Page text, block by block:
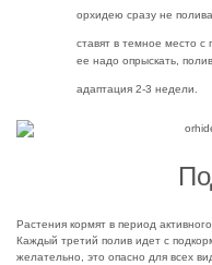
орхидею сразу не
ставят в темное место
ее надо опрыскать,
адаптация 2-3 недели.
Растения кормят в период
Каждый третий полив идет с
желательно, это опасно для всех